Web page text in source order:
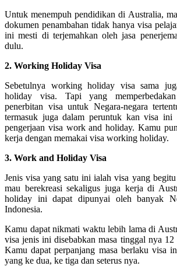
Untuk menempuh pendidikan di Australia,
dokumen penambahan tidak hanya visa
ini mesti di terjemahkan oleh jasa
dulu.
2. Working Holiday Visa
Sebetulnya working holiday visa sama
holiday visa. Tapi yang
penerbitan visa untuk Negara-negara
termasuk juga dalam peruntuk kan visa ini
pengerjaan visa work and holiday. Kamu
kerja dengan memakai visa working holiday.
3. Work and Holiday Visa
Jenis visa yang satu ini ialah visa yang
mau berekreasi sekaligus juga kerja di
holiday ini dapat dipunyai oleh banyak
Indonesia.
Kamu dapat nikmati waktu lebih lama di
visa jenis ini disebabkan masa tinggal nya
Kamu dapat perpanjang masa berlaku visa
yang ke dua, ke tiga dan seterus nya.